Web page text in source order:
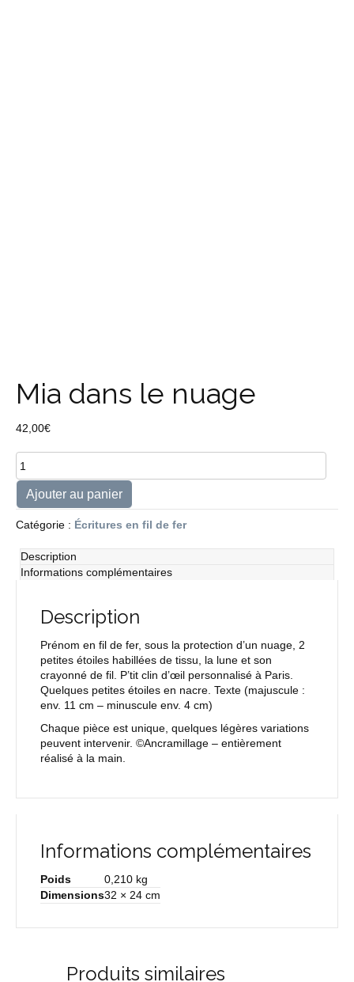
Mia dans le nuage
42,00€
quantité
de
Mia
dans
le
nuage
Ajouter au panier
Catégorie : Écritures en fil de fer
Description
Informations complémentaires
Description
Prénom en fil de fer, sous la protection d’un nuage, 2
petites étoiles habillées de tissu, la lune et son
crayonné de fil. P’tit clin d’œil personnalisé à Paris.
Quelques petites étoiles en nacre. Texte (majuscule :
env. 11 cm – minuscule env. 4 cm)
Chaque pièce est unique, quelques légères variations
peuvent intervenir. ©Ancramillage – entièrement
réalisé à la main.
Informations complémentaires
Poids
0,210 kg
Dimensions32 × 24 cm
Produits similaires